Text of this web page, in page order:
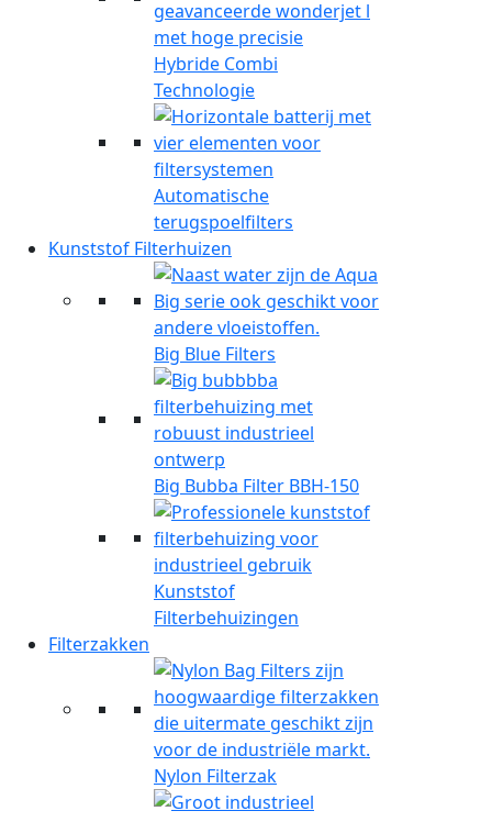
Hybride Combi
Technologie
Automatische
terugspoelfilters
Kunststof Filterhuizen
Big Blue Filters
Big Bubba Filter BBH-150
Kunststof
Filterbehuizingen
Filterzakken
Nylon Filterzak